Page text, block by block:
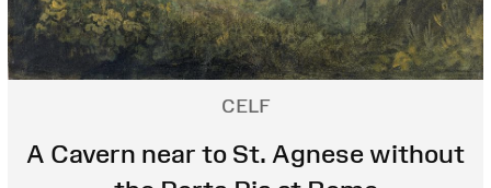
CELF
A Cavern near to St. Agnese without